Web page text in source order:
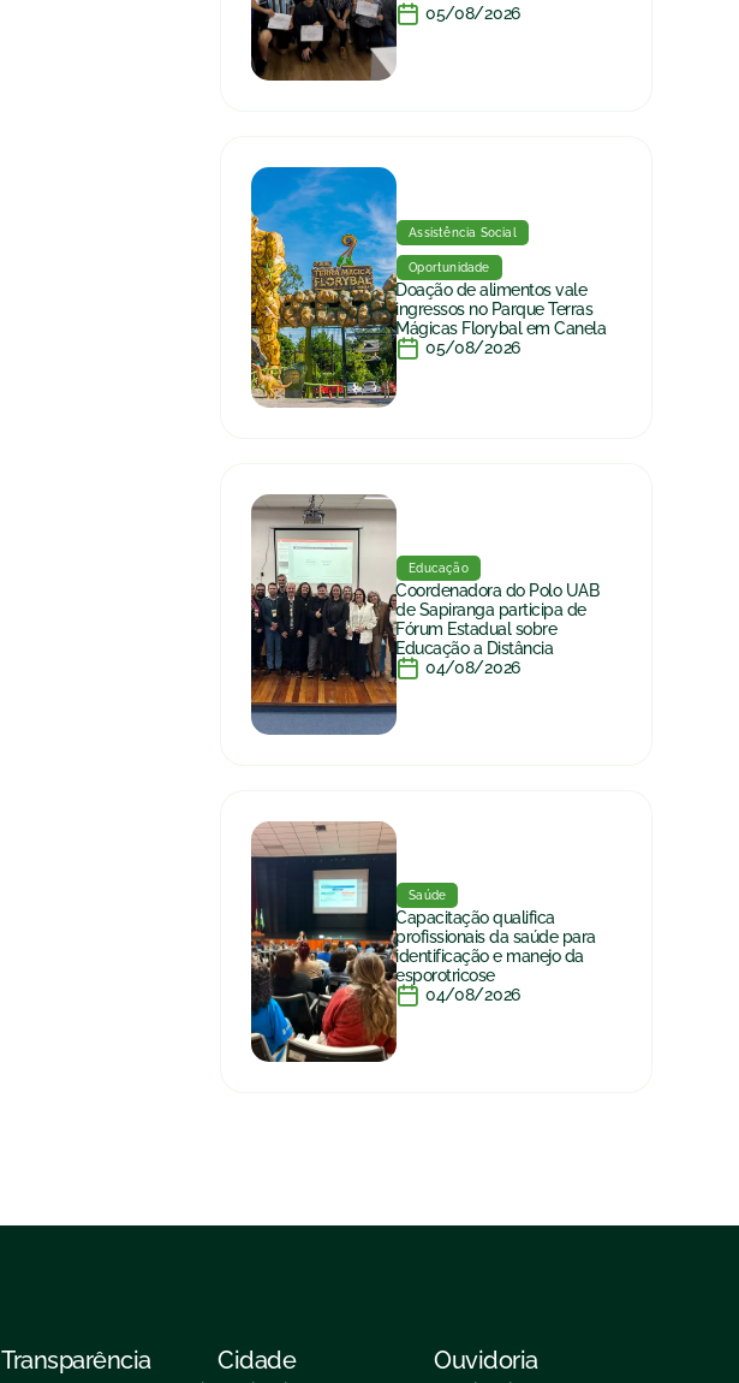
05/08/2026
Assistência Social
Oportunidade
Doação de alimentos vale
ingressos no Parque Terras
Mágicas Florybal em Canela
05/08/2026
Educação
Coordenadora do Polo UAB
de Sapiranga participa de
Fórum Estadual sobre
Educação a Distância
04/08/2026
Saúde
Capacitação qualifica
profissionais da saúde para
identificação e manejo da
esporotricose
04/08/2026
Transparência Cidade Ouvidoria